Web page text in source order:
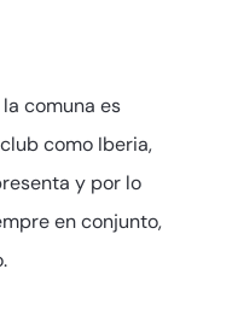
comuna es
como Iberia,
y por lo
en conjunto,